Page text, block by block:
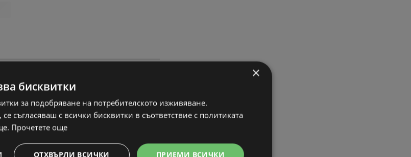
×
бисквитки
за подобряване на потребителското изживяване.
съгласяваш с всички бисквитки в съответствие с политиката
Прочетете още
ПРИЕМИ ВСИЧКИ
ОТХВЪРЛИ ВСИЧКИ